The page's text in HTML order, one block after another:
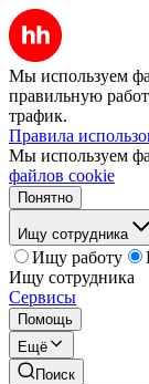
Мы используем
правильную
трафик.
Правила
Мы используем
файлов cookie
Понятно
Ищу сотрудника
Ищу работу
Ищу сотрудника
Сервисы
Помощь
Ещё
Поиск